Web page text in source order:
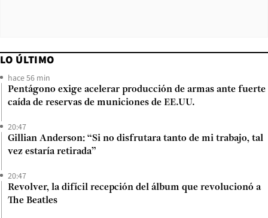
LO ÚLTIMO
hace 56 min
Pentágono exige acelerar producción de armas ante fuerte
caída de reservas de municiones de EE.UU.
20:47
Gillian Anderson: “Si no disfrutara tanto de mi trabajo, tal
vez estaría retirada”
20:47
Revolver, la difícil recepción del álbum que revolucionó a
The Beatles